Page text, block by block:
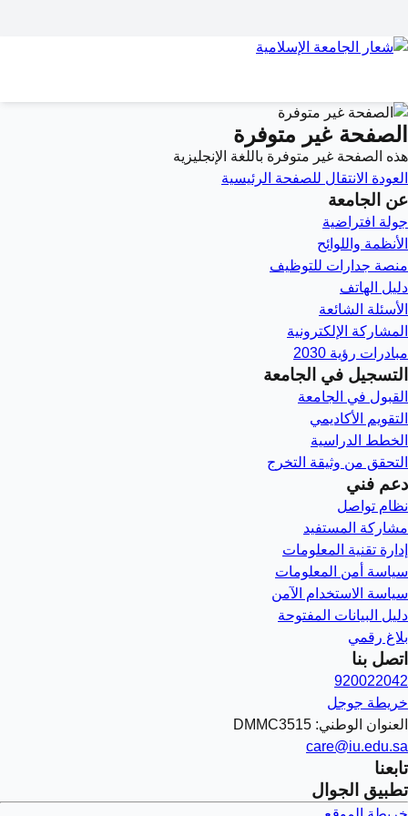
الصفحة غير متوفرة
هذه الصفحة غير متوفرة باللغة الإنجليزية
العودة الانتقال للصفحة الرئيسية
عن الجامعة
جولة افتراضية
الأنظمة واللوائح
منصة جدارات للتوظيف
دليل الهاتف
الأسئلة الشائعة
المشاركة الإلكترونية
مبادرات رؤية 2030
التسجيل في الجامعة
القبول في الجامعة
التقويم الأكاديمي
الخطط الدراسية
التحقق من وثيقة التخرج
دعم فني
نظام تواصل
مشاركة المستفيد
إدارة تقنية المعلومات
سياسة أمن المعلومات
سياسة الاستخدام الآمن
دليل البيانات المفتوحة
بلاغ رقمي
اتصل بنا
920022042
خريطة جوجل
العنوان الوطني: DMMC3515
care@iu.edu.sa
تابعنا
تطبيق الجوال